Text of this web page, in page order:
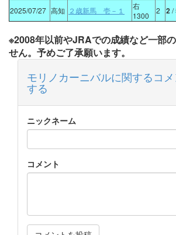
2025/07/27 高知 ２歳新馬 壱－１
右
1300
2 2/
※2008年以前やJRAでの成績など一部
せん。予めご了承願います。
モリノカーニバルに関するコ
する
ニックネーム
コメント